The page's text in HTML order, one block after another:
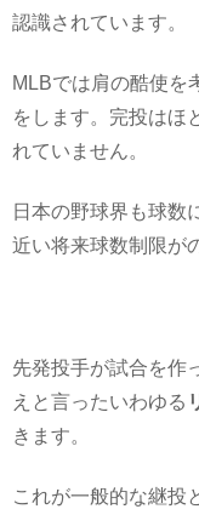
認識されています。
MLBでは肩の酷使を
をします。完投はほ
れていません。
日本の野球界も球数
近い将来球数制限が
先発投手が試合を作
えと言ったいわゆる
きます。
これが一般的な継投